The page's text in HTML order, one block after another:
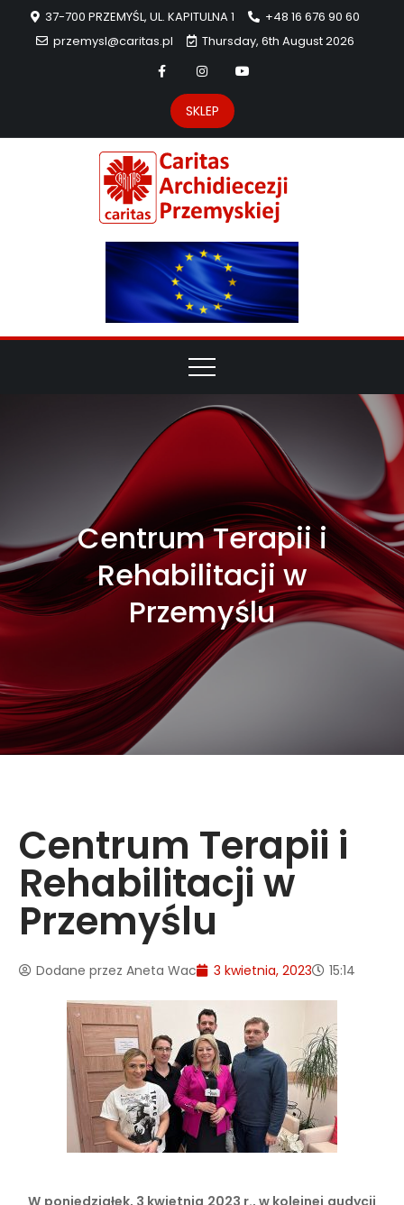
37-700 PRZEMYŚL, UL. KAPITULNA 1
+48 16 676 90 60
przemysl@caritas.pl
Thursday, 6th August 2026
SKLEP
Centrum Terapii i
Rehabilitacji w
Przemyślu
Centrum Terapii i
Rehabilitacji w
Przemyślu
Dodane przez Aneta Wac 3 kwietnia, 2023 15:14